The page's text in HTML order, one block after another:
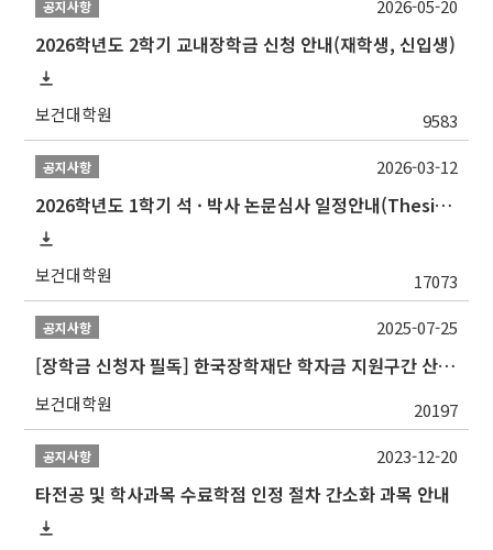
공지사항
2026학년도 2학기 교내장학금 신청 안내(재학생, 신입생)
보건대학원 9583
2026-05-20
공지사항
2026학년도 1학기 석 · 박사 논문심사 일정안내(Thesis Defense Schedules)
보건대학원 17073
2026-03-12
공지사항
[장학금 신청자 필독] 한국장학재단 학자금 지원구간 산정 권고
보건대학원 20197
2025-07-25
공지사항
타전공 및 학사과목 수료학점 인정 절차 간소화 과목 안내
2023-12-20